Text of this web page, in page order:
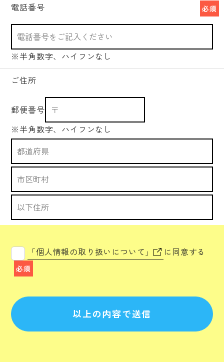
電話番号 必須
※半角数字、ハイフンなし
ご住所
郵便番号
※半角数字、ハイフンなし
「個人情報の取り扱いについて」 に同意する
必須
以上の内容で送信